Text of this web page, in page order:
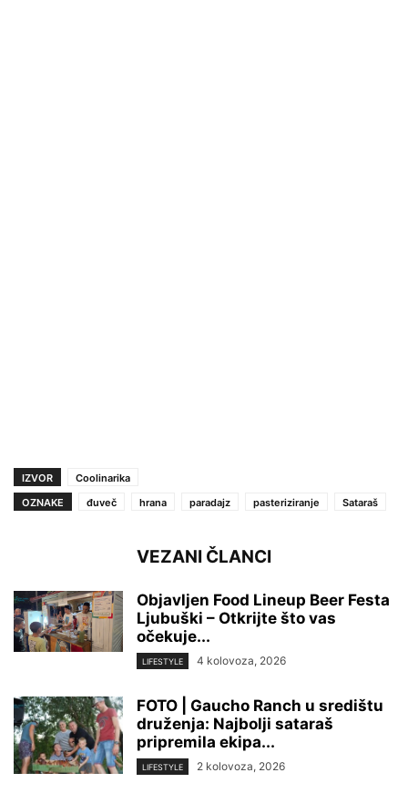
IZVOR
Coolinarika
OZNAKE
đuveč hrana paradajz pasteriziranje Sataraš
VEZANI ČLANCI
Objavljen Food Lineup Beer Festa
Ljubuški – Otkrijte što vas
očekuje...
LIFESTYLE 4 kolovoza, 2026
FOTO | Gaucho Ranch u središtu
druženja: Najbolji sataraš
pripremila ekipa...
LIFESTYLE 2 kolovoza, 2026